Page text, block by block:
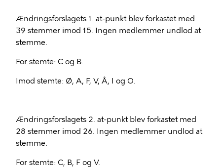
Ændringsforslagets 1. at-punkt blev forkastet med
39 stemmer imod 15. Ingen medlemmer undlod at
stemme.
For stemte: C og B.
Imod stemte: Ø, A, F, V, Å, I og O.
Ændringsforslagets 2. at-punkt blev forkastet med
28 stemmer imod 26. Ingen medlemmer undlod at
stemme.
For stemte: C, B, F og V.